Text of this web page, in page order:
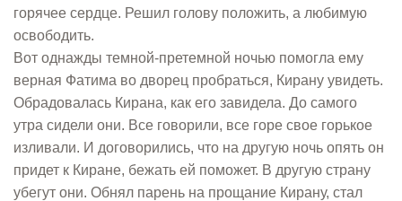
горячее сердце. Решил голову положить, а любимую
освободить.
Вот однажды темной-претемной ночью помогла ему
верная Фатима во дворец пробраться, Кирану увидеть.
Обрадовалась Кирана, как его завидела. До самого
утра сидели они. Все говорили, все горе свое горькое
изливали. И договорились, что на другую ночь опять он
придет к Киране, бежать ей поможет. В другую страну
убегут они. Обнял парень на прощание Кирану, стал